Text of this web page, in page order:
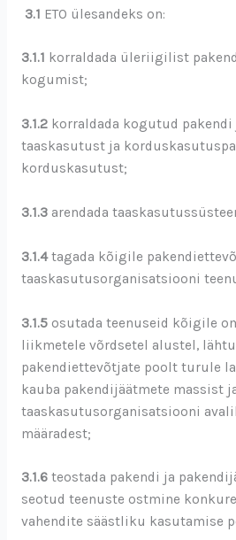
3.1 ETO ülesandeks on:
3.1.1 korraldada üleriigilist
kogumist;
3.1.2korraldada kogutud pakendi
taaskasutust ja
korduskasutust;
3.1.3arendada
3.1.4tagada kõigile
taaskasutusorganisatsiooni
3.1.5osutada teenuseid kõigile
liikmetele võrdsetel alustel,
pakendiettevõtjate poolt turule
kauba pakendijäätmete massist
taaskasutusorganisatsiooni
määradest;
3.1.6teostada pakendi ja
seotud teenuste ostmine
vahendite säästliku kasutamise